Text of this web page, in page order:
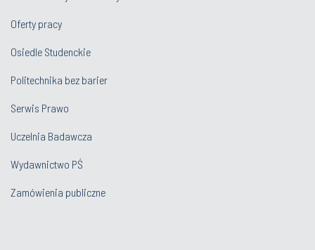
Oferty pracy
Osiedle Studenckie
Politechnika bez barier
Serwis Prawo
Uczelnia Badawcza
Wydawnictwo PŚ
Zamówienia publiczne